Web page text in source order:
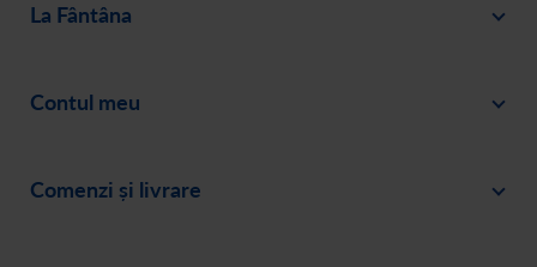
La Fântâna
Despre noi
Recomandă un prieten
Contul meu
Creează-ți cont
Comenzi și livrare